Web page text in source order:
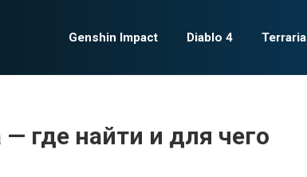
Genshin Impact Diablo 4 Terraria
где найти и для чего